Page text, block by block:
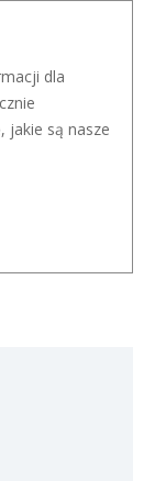
dla
jakie są nasze